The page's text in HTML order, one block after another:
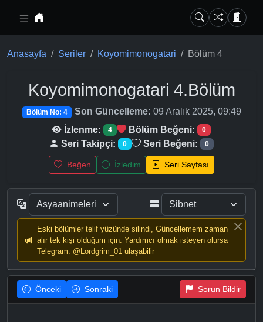
Anasayfa Seriler Koyomimonogatari Bölüm 4
Koyomimonogatari 4.Bölüm
Bölüm No: 4 Son Güncelleme: 09 Aralık 2025, 09:49
İzlenme:
4 Bölüm Beğeni: 0
Seri Takipçi: 0 Seri Beğeni: 0
Beğen İzledim Seri Sayfası
Eski bölümler telif yüzünde silindi, Güncellemem zaman
alır tek kişi olduğum için. Yardımcı olmak isteyen olursa
Telegram: @Lordgrim_01 ulaşabilir
Önceki Sonraki Sorun Bildir